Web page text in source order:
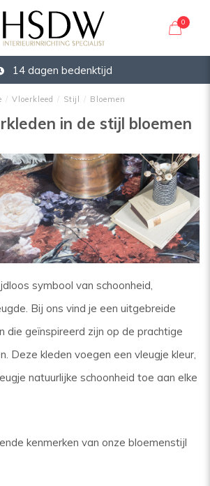
0
14 dagen bedenktijd
/ Vloerkleed / Stijl / Bloemen
in de stijl bloemen
symbool van schoonheid,
Bij ons vind je een uitgebreide
die geïnspireerd zijn op de prachtige
Deze kleden voegen een vleugje kleur,
natuurlijke schoonheid toe aan elke
kenmerken van onze bloemenstijl